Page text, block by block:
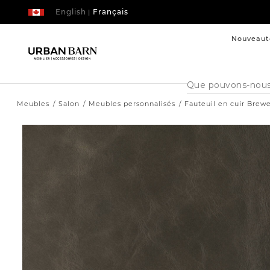
| Français
English
Cataloque
de
Meubles Salon Meubles personnalisés Fauteuil en cuir